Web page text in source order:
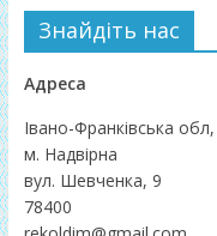
Знайдіть нас
Адреса
Івано-Франківська обл,
м. Надвірна
вул. Шевченка, 9
78400